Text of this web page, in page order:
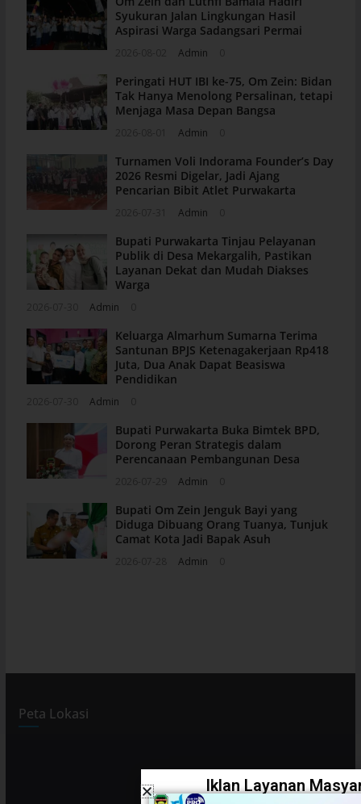
Syukuran Jalan Lingkungan Hasil
Aspirasi Warga Sadangsari Permai
Admin
Peringati HUT IBI ke-75, Om Zein: Bidan
Tak Hanya Menolong Persalinan, tetapi
Menjaga Masa Depan Bangsa
Admin
Turnamen Voli Indorama Founder’s Day
2026 Resmi Digelar, Jadi Ajang
Pencarian Bibit Atlet Purwakarta
Admin
Bupati Purwakarta Tinjau Pelayanan
Publik di Desa Mekargalih, Pastikan
Layanan Dekat dan Mudah Diakses
Warga
Admin
Keluarga Almarhum Sumarna Terima
Santunan BPJS Ketenagakerjaan Rp418
Juta, Dua Anak Dapat Beasiswa
Pendidikan
Admin
Bupati Purwakarta Buka Bimtek BPD,
Dorong Peran Strategis dalam
Perencanaan Pembangunan Desa
Admin
Bupati Om Zein Jenguk Bayi yang
Diduga Dibuang Orang Tuanya, Tunjuk
Camat Kota Jadi Bapak Asuh
Admin
Peta Lokasi
Iklan Layanan